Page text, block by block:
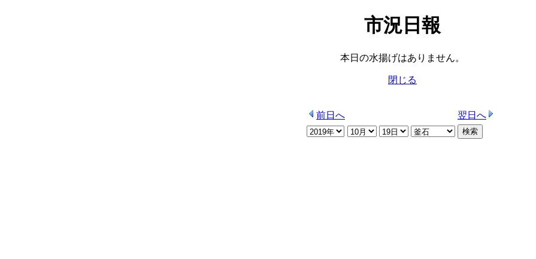
市況日報
本日の水揚げはありません。
閉じる
前日へ 翌日へ
検索